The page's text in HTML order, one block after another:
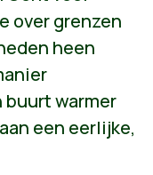
over grenzen
heen
warmer
een eerlijke,